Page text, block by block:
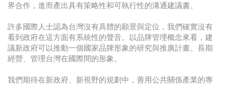
界合作，進而產出具有策略性和可執行性的溝通建議書。
許多國際人士認為台灣沒有具體的願景與定位，我們確實沒有
看到政府在這方面有系統性的聲音。以品牌管理概念來看，建
議新政府可以推動一個國家品牌形象的研究與推廣計畫。長期
經營、管理台灣在國際間的形象。
我們期待在新政府、新視野的規劃中，善用公共關係產業的專